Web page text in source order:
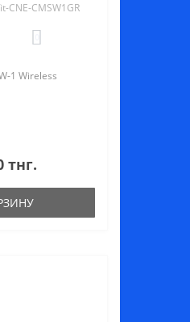
CNE-CMSW1GR
1 Wireless
тнг.